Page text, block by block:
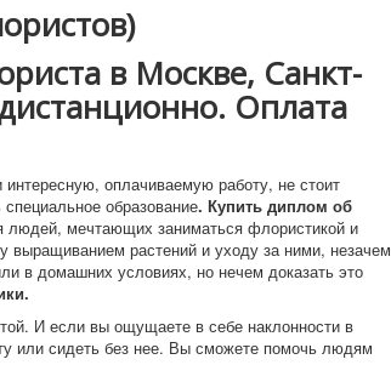
в Москве, Санкт-
Оплата
оплачиваемую работу, не стоит
образование. Купить диплом об
людей, мечтающих заниматься флористикой и
растений и уходу за ними, незачем
в домашних условиях, но нечем доказать это
И если вы ощущаете в себе наклонности в
или сидеть без нее. Вы сможете помочь людям